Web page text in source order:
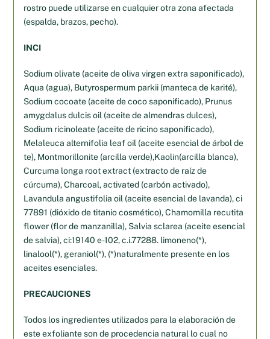
rostro puede utilizarse en cualquier otra zona afectada
(espalda, brazos, pecho).
INCI
Sodium olivate (aceite de oliva virgen extra saponificado),
Aqua (agua), Butyrospermum parkii (manteca de karité),
Sodium cocoate (aceite de coco saponificado), Prunus
amygdalus dulcis oil (aceite de almendras dulces),
Sodium ricinoleate (aceite de ricino saponificado),
Melaleuca alternifolia leaf oil (aceite esencial de árbol de
te), Montmorillonite (arcilla verde),Kaolin(arcilla blanca),
Curcuma longa root extract (extracto de raíz de
cúrcuma), Charcoal, activated (carbón activado),
Lavandula angustifolia oil (aceite esencial de lavanda), ci
77891 (dióxido de titanio cosmético), Chamomilla recutita
flower (flor de manzanilla), Salvia sclarea (aceite esencial
de salvia), ci:19140 e-102, c.i.77288. limoneno(*),
linalool(*), geraniol(*), (*)naturalmente presente en los
aceites esenciales.
PRECAUCIONES
Todos los ingredientes utilizados para la elaboración de
este exfoliante son de procedencia natural lo cual no